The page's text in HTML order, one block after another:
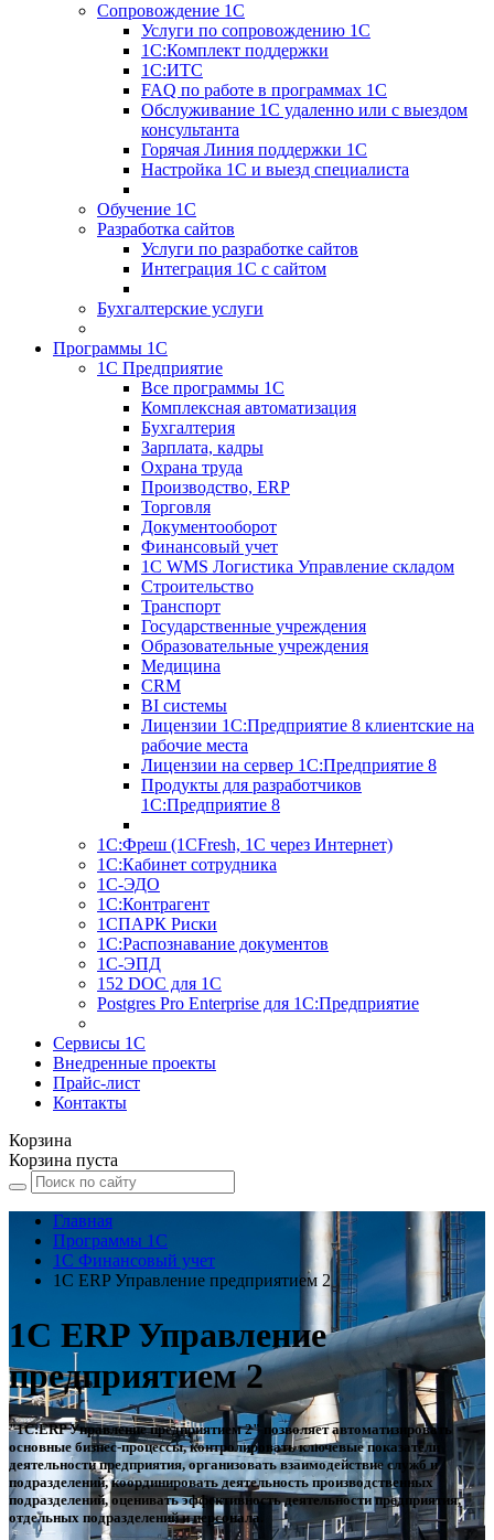
Сопровождение 1С
Услуги по сопровождению 1С
1С:Комплект поддержки
1С:ИТС
FAQ по работе в программах 1С
Обслуживание 1С удаленно или с выездом
консультанта
Горячая Линия поддержки 1С
Настройка 1С и выезд специалиста
Обучение 1С
Разработка сайтов
Услуги по разработке сайтов
Интеграция 1С с сайтом
Бухгалтерские услуги
Программы 1С
1С Предприятие
Все программы 1С
Комплексная автоматизация
Бухгалтерия
Зарплата, кадры
Охрана труда
Производство, ERP
Торговля
Документооборот
Финансовый учет
1С WMS Логистика Управление складом
Строительство
Транспорт
Государственные учреждения
Образовательные учреждения
Медицина
CRM
BI системы
Лицензии 1С:Предприятие 8 клиентские на
рабочие места
Лицензии на сервер 1С:Предприятие 8
Продукты для разработчиков
1С:Предприятие 8
1С:Фреш (1CFresh, 1С через Интернет)
1С:Кабинет сотрудника
1С-ЭДО
1С:Контрагент
1СПАРК Риски
1С:Распознавание документов
1С-ЭПД
152 DOC для 1С
Postgres Pro Enterprise для 1С:Предприятие
Сервисы 1С
Внедренные проекты
Прайс-лист
Контакты
Корзина
Корзина пуста
Главная
Программы 1С
1С Финансовый учет
1С ERP Управление предприятием 2
1С ERP Управление
предприятием 2
"1С:ERP Управление предприятием 2" позволяет автоматизировать
основные бизнес-процессы, контролировать ключевые показатели
деятельности предприятия, организовать взаимодействие служб и
подразделений, координировать деятельность производственных
подразделений, оценивать эффективность деятельности предприятия,
отдельных подразделений и персонала.